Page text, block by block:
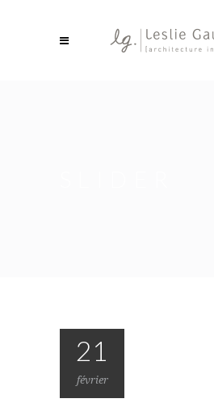
21
février